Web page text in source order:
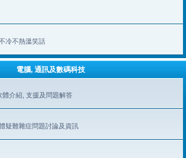
冷不熱溫笑話
電腦, 通訊及數碼科技
體介紹, 支援及問題解答
疑難雜症問題討論及資訊